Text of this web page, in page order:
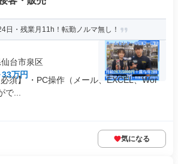
日・残業月11h！転勤ノルマ無し！
台市泉区
万円
須】 ・PC操作（メール、EXCEL、Wor
...
気になる